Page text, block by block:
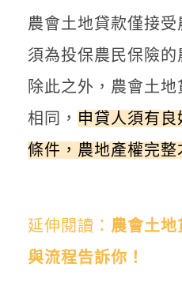
農會土地貸款僅接
須為投保農民保險的
除此之外，農會土
相同， 申貸人須有
條件，農地產權完整
延伸閱讀： 農會土地
與流程告訴你！